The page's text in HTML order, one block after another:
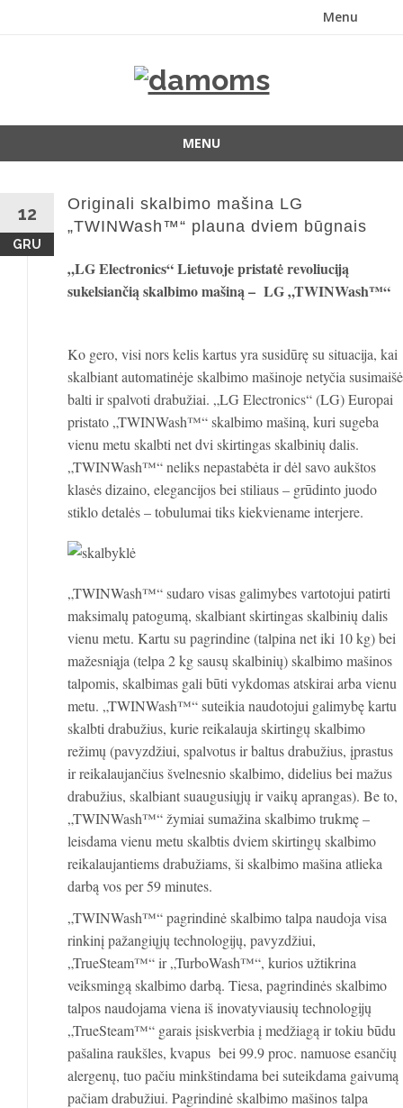
Menu
MENU
content
12
GRU
Originali skalbimo mašina LG
„TWINWash™“ plauna dviem būgnais
„LG Electronics“ Lietuvoje pristatė revoliuciją
sukelsiančią skalbimo mašiną – LG „TWINWash™“
Ko gero, visi nors kelis kartus yra susidūrę su situacija, kai
skalbiant automatinėje skalbimo mašinoje netyčia susimaišė
balti ir spalvoti drabužiai. „LG Electronics“ (LG) Europai
pristato „TWINWash™“ skalbimo mašiną, kuri sugeba
vienu metu skalbti net dvi skirtingas skalbinių dalis.
„TWINWash™“ neliks nepastabėta ir dėl savo aukštos
klasės dizaino, elegancijos bei stiliaus – grūdinto juodo
stiklo detalės – tobulumai tiks kiekviename interjere.
„TWINWash™“ sudaro visas galimybes vartotojui patirti
maksimalų patogumą, skalbiant skirtingas skalbinių dalis
vienu metu. Kartu su pagrindine (talpina net iki 10 kg) bei
mažesniąja (telpa 2 kg sausų skalbinių) skalbimo mašinos
talpomis, skalbimas gali būti vykdomas atskirai arba vienu
metu. „TWINWash™“ suteikia naudotojui galimybę kartu
skalbti drabužius, kurie reikalauja skirtingų skalbimo
režimų (pavyzdžiui, spalvotus ir baltus drabužius, įprastus
ir reikalaujančius švelnesnio skalbimo, didelius bei mažus
drabužius, skalbiant suaugusiųjų ir vaikų aprangas). Be to,
„TWINWash™“ žymiai sumažina skalbimo trukmę –
leisdama vienu metu skalbtis dviem skirtingų skalbimo
reikalaujantiems drabužiams, ši skalbimo mašina atlieka
darbą vos per 59 minutes.
„TWINWash™“ pagrindinė skalbimo talpa naudoja visa
rinkinį pažangiųjų technologijų, pavyzdžiui,
„TrueSteam™“ ir „TurboWash™“, kurios užtikrina
veiksmingą skalbimo darbą. Tiesa, pagrindinės skalbimo
talpos naudojama viena iš inovatyviausių technologijų
„TrueSteam™“ garais įsiskverbia į medžiagą ir tokiu būdu
pašalina raukšles, kvapus bei 99.9 proc. namuose esančių
alergenų, tuo pačiu minkštindama bei suteikdama gaivumą
pačiam drabužiui. Pagrindinė skalbimo mašinos talpa